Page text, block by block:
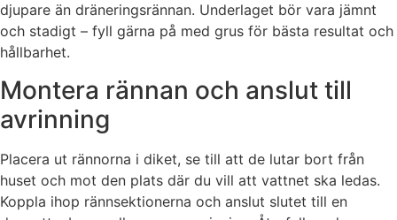
djupare än dräneringsrännan. Underlaget bör vara jämnt
och stadigt – fyll gärna på med grus för bästa resultat och
hållbarhet.
Montera rännan och anslut till
avrinning
Placera ut rännorna i diket, se till att de lutar bort från
huset och mot den plats där du vill att vattnet ska ledas.
Koppla ihop rännsektionerna och anslut slutet till en